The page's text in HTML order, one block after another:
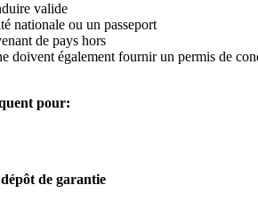
valide
nationale ou un passeport
de pays hors
doivent également fournir un permis de
pour:
de garantie